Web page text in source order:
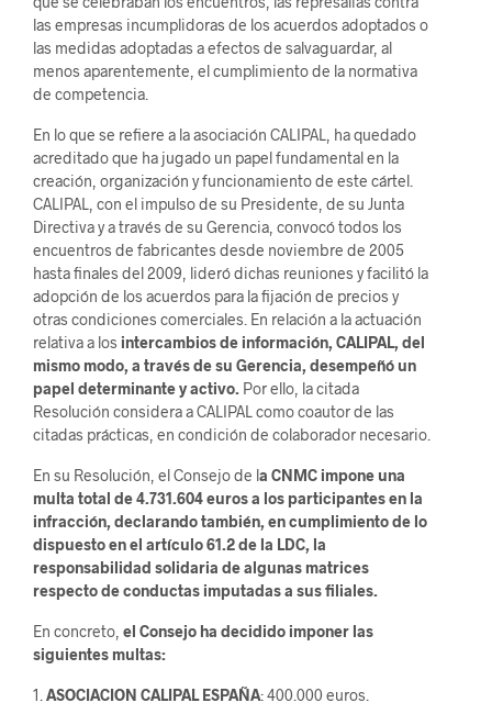
las empresas incumplidoras de los acuerdos adoptados o
las medidas adoptadas a efectos de salvaguardar, al
menos aparentemente, el cumplimiento de la normativa
de competencia.
En lo que se refiere a la asociación CALIPAL, ha quedado
acreditado que ha jugado un papel fundamental en la
creación, organización y funcionamiento de este cártel.
CALIPAL, con el impulso de su Presidente, de su Junta
Directiva y a través de su Gerencia, convocó todos los
encuentros de fabricantes desde noviembre de 2005
hasta finales del 2009, lideró dichas reuniones y facilitó la
adopción de los acuerdos para la fijación de precios y
otras condiciones comerciales. En relación a la actuación
relativa a los intercambios de información, CALIPAL, del
mismo modo, a través de su Gerencia, desempeñó un
papel determinante y activo. Por ello, la citada
Resolución considera a CALIPAL como coautor de las
citadas prácticas, en condición de colaborador necesario.
En su Resolución, el Consejo de la CNMC impone una
multa total de 4.731.604 euros a los participantes en la
infracción, declarando también, en cumplimiento de lo
dispuesto en el artículo 61.2 de la LDC, la
responsabilidad solidaria de algunas matrices
respecto de conductas imputadas a sus filiales.
En concreto, el Consejo ha decidido imponer las
siguientes multas:
1. ASOCIACION CALIPAL ESPAÑA: 400.000 euros.